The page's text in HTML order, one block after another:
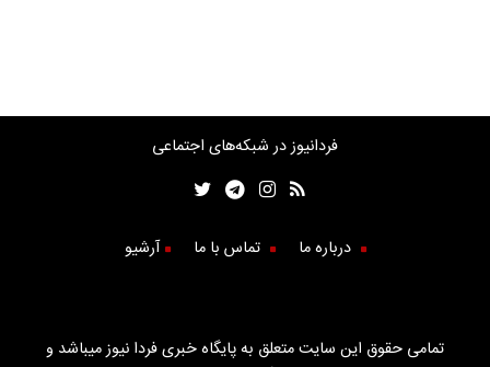
فردانیوز در شبکه‌های اجتماعی
درباره ما تماس با ما آرشیو
تمامی حقوق این سایت متعلق به پایگاه خبری فردا نیوز میباشد و